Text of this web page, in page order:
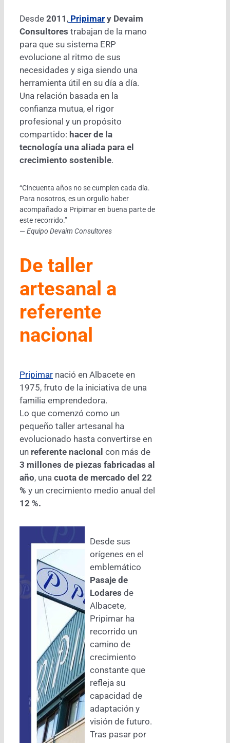
Desde 2011 ,Pripimary Devaim
Consultores trabajan de la mano
para que su sistema ERP
evolucione al ritmo de sus
necesidades y siga siendo una
herramienta útil en su día a día.
Una relación basada en la
confianza mutua, el rigor
profesional y un propósito
compartido: hacer de la
tecnología una aliada para el
crecimiento sostenible.
“Cincuenta años no se cumplen cada día.
Para nosotros, es un orgullo haber
acompañado a Pripimar en buena parte de
este recorrido.”
— Equipo Devaim Consultores
De taller
artesanal a
referente
nacional
Pripimarnació en Albacete en
1975, fruto de la iniciativa de una
familia emprendedora.
Lo que comenzó como un
pequeño taller artesanal ha
evolucionado hasta convertirse en
un referente nacional con más de
3 millones de piezas fabricadas al
año, una cuota de mercado del 22
% y un crecimiento medio anual del
12 %.
Desde sus
orígenes en el
emblemático
Pasaje de
Lodares de
Albacete,
Pripimar ha
recorrido un
camino de
crecimiento
constante que
refleja su
capacidad de
adaptación y
visión de futuro.
Tras pasar por